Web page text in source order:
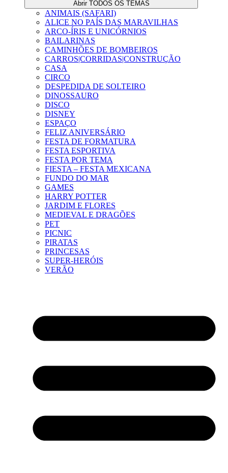
Abrir TODOS OS TEMAS
ANIMAIS (SAFARI)
ALICE NO PAÍS DAS MARAVILHAS
ARCO-ÍRIS E UNICÓRNIOS
BAILARINAS
CAMINHÕES DE BOMBEIROS
CARROS|CORRIDAS|CONSTRUÇÃO
CASA
CIRCO
DESPEDIDA DE SOLTEIRO
DINOSSAURO
DISCO
DISNEY
ESPAÇO
FELIZ ANIVERSÁRIO
FESTA DE FORMATURA
FESTA ESPORTIVA
FESTA POR TEMA
FIESTA – FESTA MEXICANA
FUNDO DO MAR
GAMES
HARRY POTTER
JARDIM E FLORES
MEDIEVAL E DRAGÕES
PET
PICNIC
PIRATAS
PRINCESAS
SUPER-HERÓIS
VERÃO